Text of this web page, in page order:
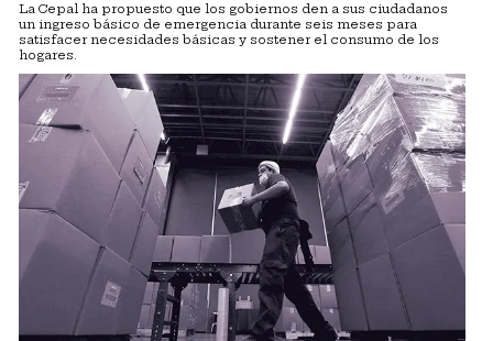
La Cepal ha propuesto que los gobiernos den a sus ciudadanos
un ingreso básico de emergencia durante seis meses para
satisfacer necesidades básicas y sostener el consumo de los
hogares.